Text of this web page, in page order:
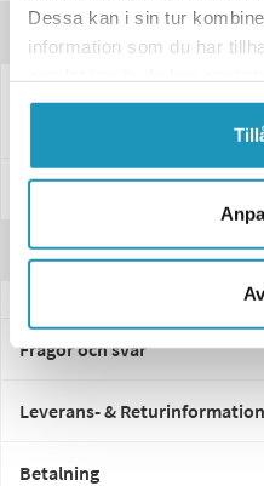
Dessa kan i sin tur
information som du har
Produktinformation
Skärm i
Specifikationer
Recensioner
Frågor och svar
Leverans- & Returinformation
Betalning